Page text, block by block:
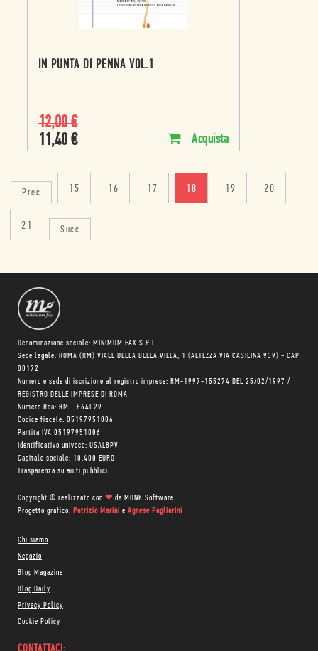
IN PUNTA DI PENNA VOL.1
12,00€
11,40 € Acquista
Prec 15 16 17 18 19 20
21 Succ
Denominazione sociale: MINIMUM FAX S.R.L.
Sede legale: ROMA (RM) VIALE DELLA BELLA VILLA, 1 (ALTEZZA VIA CASILINA 939) - CAP
00172
Numero e sede di iscrizione al registro imprese: RM-1997-155274 DEL 25/02/1997 /
REGISTRO DELLE IMPRESE DI ROMA
Numero Rea: RM - 864029
Codice fiscale: 05197951006
Partita IVA 05197951006
Identificativo univoco: USAL8PV
Capitale sociale: 10.400 EURO
Trasparenza su aiuti pubblici
Copyright © realizzato con ❤ da MONK Software
Progetto grafico: Patrizio Marini e Agnese Pagliarini
Chi siamo
Negozio
Blog Magazine
Blog Daily
Privacy Policy
Cookie Policy